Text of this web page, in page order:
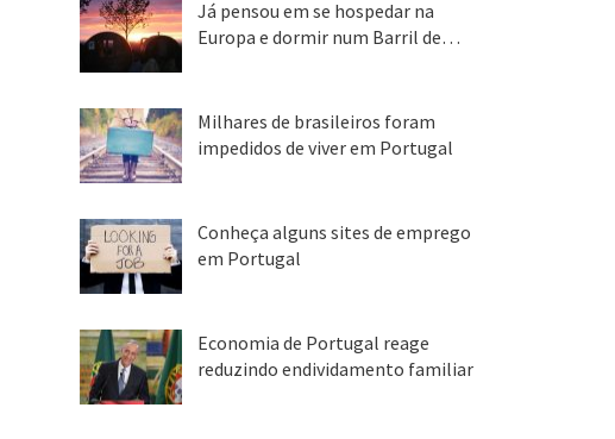
Já pensou em se hospedar na
Europa e dormir num Barril de…
Milhares de brasileiros foram
impedidos de viver em Portugal
Conheça alguns sites de emprego
em Portugal
Economia de Portugal reage
reduzindo endividamento familiar